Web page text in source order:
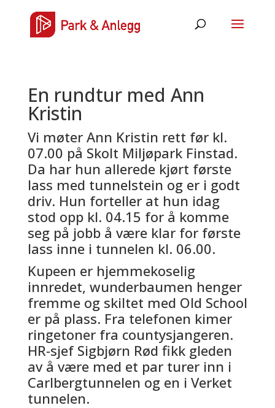
En rundtur med Ann
Kristin
Vi møter Ann Kristin rett før kl.
07.00 på Skolt Miljøpark Finstad.
Da har hun allerede kjørt første
lass med tunnelstein og er i godt
driv. Hun forteller at hun idag
stod opp kl. 04.15 for å komme
seg på jobb å være klar for første
lass inne i tunnelen kl. 06.00.
Kupeen er hjemmekoselig
innredet, wunderbaumen henger
fremme og skiltet med Old School
er på plass. Fra telefonen kimer
ringetoner fra countysjangeren.
HR-sjef Sigbjørn Rød fikk gleden
av å være med et par turer inn i
Carlbergtunnelen og en i Verket
tunnelen.